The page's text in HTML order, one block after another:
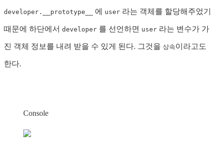
developer.__prototype__ 에 user 라는 객체를 할당해주었기
때문에 하단에서 developer 를 선언하면 user 라는 변수가 가
진 객체 정보를 내려 받을 수 있게 된다. 그것을 상속이라고도
한다.
Console